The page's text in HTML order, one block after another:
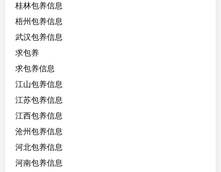
桂林包养信息
梧州包养信息
武汉包养信息
求包养
求包养信息
江山包养信息
江苏包养信息
江西包养信息
沧州包养信息
河北包养信息
河南包养信息